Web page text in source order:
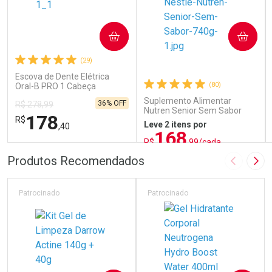
(29)
Escova de Dente Elétrica
Oral-B PRO 1 Cabeça
Redonda Recarregável 1
Unidade
R$ 278,99
R$178,40
36% OFF
COMPRAR
FECHAR
FECHAR
Por Menos
(80)
Suplemento Alimentar
Nutren Senior Sem Sabor
740g
Leve 2 itens por
R$168,99/cada
COMPRAR
Por Menos
Produtos Recomendados Imagem
Patrocinado Patrocinado